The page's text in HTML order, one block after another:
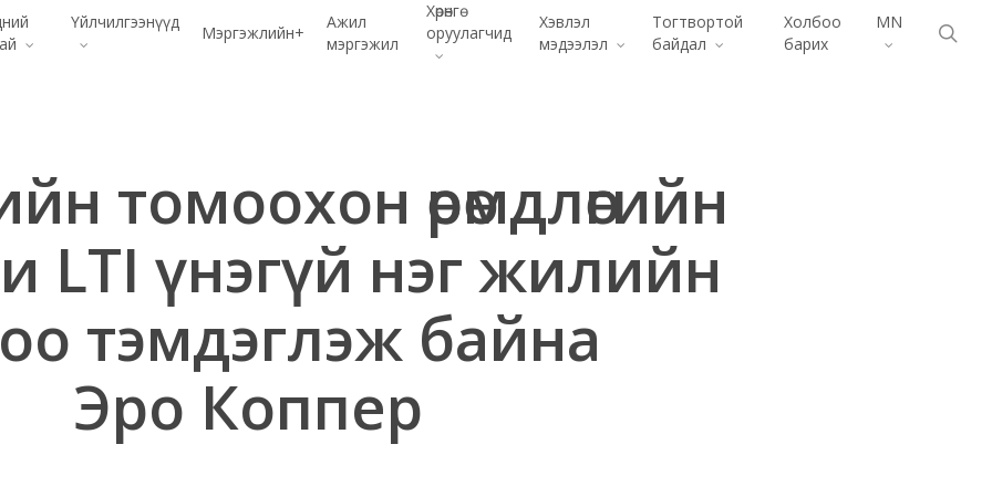
Үйлчилгээнүүд
Мэргэжлийн+
Ажил
мэргэжил
Хөрөнгө
оруулагчид
Хэвлэл
мэдээлэл
Тогтвортой
байдал
Холбоо
барих
MN
томоохон өрөмдлөгийн
LTI үнэгүй нэг жилийн
тэмдэглэж байна
Эро Коппер